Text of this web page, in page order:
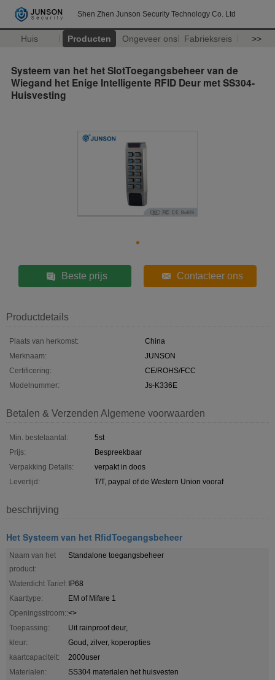
Shen Zhen Junson Security Technology Co. Ltd
Huis Producten Ongeveer ons Fabrieksreis >>
Systeem van het het SlotToegangsbeheer van de
Wiegand het Enige Intelligente RFID Deur met SS304-
Huisvesting
Beste prijs Contacteer ons
Productdetails
Plaats van herkomst:
China
Merknaam:
JUNSON
Certificering:
CE/ROHS/FCC
Modelnummer:
Js-K336E
Betalen & Verzenden Algemene voorwaarden
Min. bestelaantal:
5st
Prijs:
Bespreekbaar
Verpakking Details:
verpakt in doos
Levertijd:
T/T, paypal of de Western Union vooraf
beschrijving
Het Systeem van het RfidToegangsbeheer
Naam van het
product:
Standalone toegangsbeheer
Waterdicht Tarief: IP68
Kaarttype:
EM of Mifare 1
Openingsstroom::<>
Toepassing:
Uit rainproof deur,
kleur:
Goud, zilver, koperopties
kaartcapaciteit:
2000user
Materialen:
SS304 materialen het huisvesten